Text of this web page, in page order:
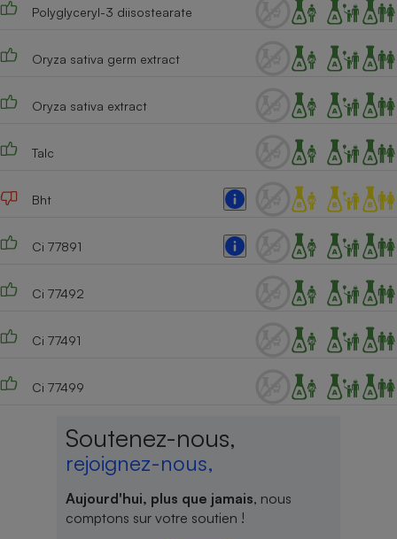
Polyglyceryl-3 diisostearate
Oryza sativa germ extract
Oryza sativa extract
Talc
Bht
Ci 77891
Ci 77492
Ci 77491
Ci 77499
Soutenez-nous,
rejoignez-nous,
Aujourd'hui, plus que jamais, nous
comptons sur votre soutien !